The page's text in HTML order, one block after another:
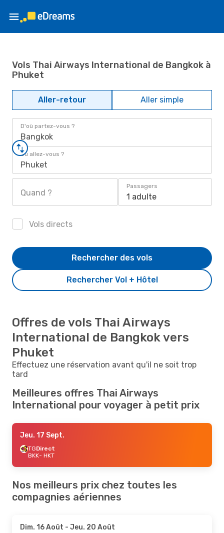
Vols Thai Airways International de Bangkok à
Phuket
Aller-retour Aller simple
D'où partez-vous ?
Bangkok
Où allez-vous ?
Phuket
Quand ?
Passagers
1 adulte
Vols directs
Rechercher Vol + Hôtel
Rechercher des vols
Offres de vols Thai Airways
International de Bangkok vers
Phuket
Effectuez une réservation avant qu'il ne soit trop
tard
Meilleures offres Thai Airways
International pour voyager à petit prix
Jeu. 17 Sept.
TGDirect
BKK- HKT
Nos meilleurs prix chez toutes les
compagnies aériennes
Dim. 16 Août - Jeu. 20 Août